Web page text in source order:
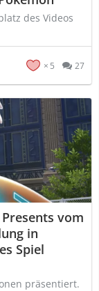
des Videos
5 27
vom
in
Spiel
präsentiert.